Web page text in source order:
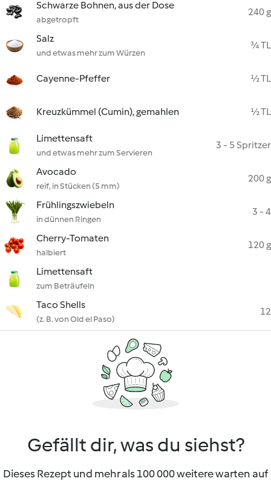
Schwarze Bohnen, aus der Dose
abgetropft
240 g
Salz
und etwas mehr zum Würzen
¾ TL
Cayenne-Pfeffer ½ TL
Kreuzkümmel (Cumin), gemahlen ½ TL
Limettensaft
und etwas mehr zum Servieren
3 - 5 Spritzer
Avocado
reif, in Stücken (5 mm)
200 g
Frühlingszwiebeln
in dünnen Ringen
3 - 4
Cherry-Tomaten
halbiert
120 g
Limettensaft
zum Beträufeln
Taco Shells
(z. B. von Old el Paso)
12
Gefällt dir, was du siehst?
Dieses Rezept und mehr als 100 000 weitere warten auf